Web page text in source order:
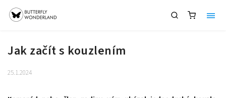
Jak začít s kouzlením
25.1.2024